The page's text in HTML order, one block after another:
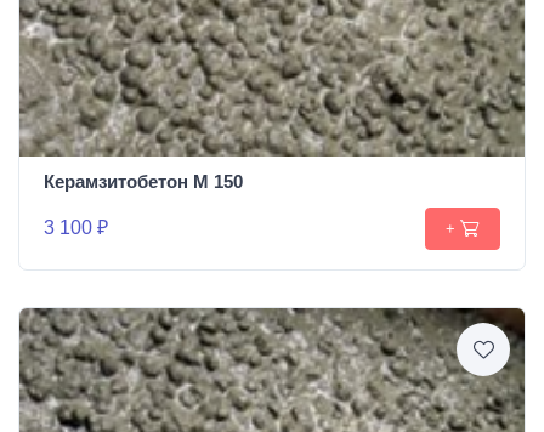
Керамзитобетон М 150
3 100 ₽ +